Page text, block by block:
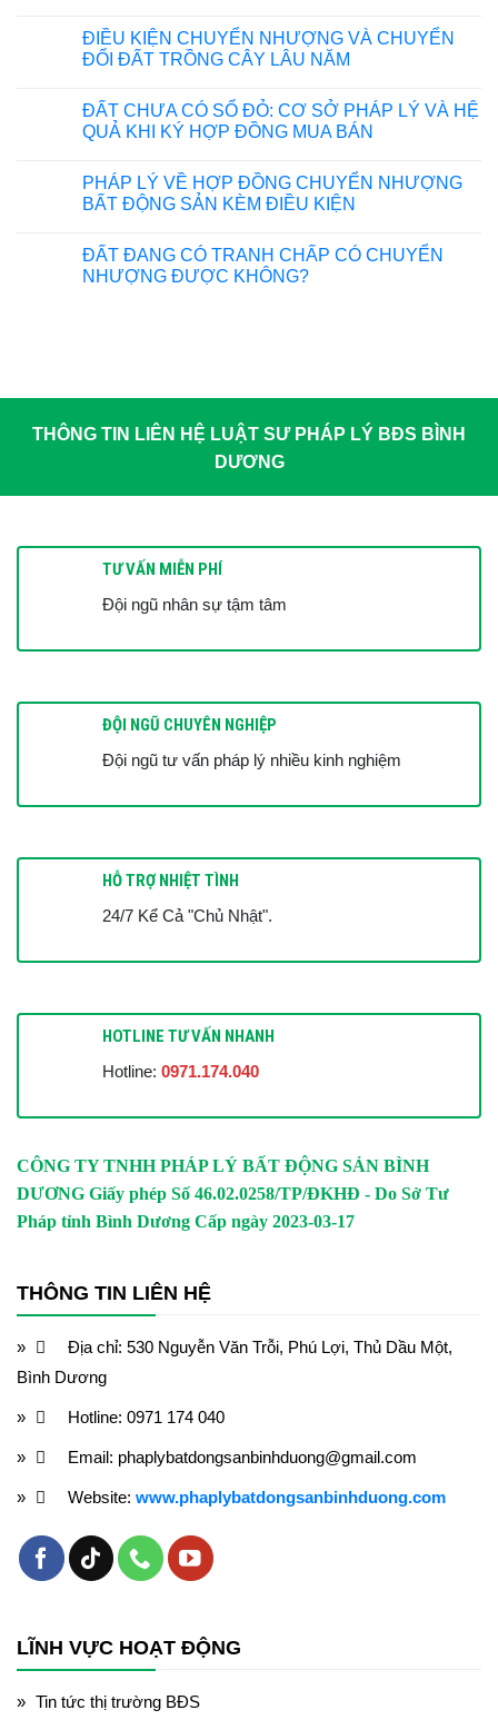
ĐIỀU KIỆN CHUYỂN NHƯỢNG VÀ CHUYỂN
ĐỔI ĐẤT TRỒNG CÂY LÂU NĂM
ĐẤT CHƯA CÓ SỔ ĐỎ: CƠ SỞ PHÁP LÝ VÀ HỆ
QUẢ KHI KÝ HỢP ĐỒNG MUA BÁN
PHÁP LÝ VỀ HỢP ĐỒNG CHUYỂN NHƯỢNG
BẤT ĐỘNG SẢN KÈM ĐIỀU KIỆN
ĐẤT ĐANG CÓ TRANH CHẤP CÓ CHUYỂN
NHƯỢNG ĐƯỢC KHÔNG?
THÔNG TIN LIÊN HỆ LUẬT SƯ PHÁP LÝ BĐS BÌNH
DƯƠNG
TƯ VẤN MIỄN PHÍ
Đội ngũ nhân sự tậm tâm
ĐỘI NGŨ CHUYÊN NGHIỆP
Đội ngũ tư vấn pháp lý nhiều kinh nghiệm
HỖ TRỢ NHIỆT TÌNH
24/7 Kể Cả "Chủ Nhật".
HOTLINE TƯ VẤN NHANH
Hotline: 0971.174.040
CÔNG TY TNHH PHÁP LÝ BẤT ĐỘNG SẢN BÌNH
DƯƠNG Giấy phép Số 46.02.0258/TP/ĐKHĐ - Do Sở Tư
Pháp tỉnh Bình Dương Cấp ngày 2023-03-17
THÔNG TIN LIÊN HỆ
Địa chỉ: 530 Nguyễn Văn Trỗi, Phú Lợi, Thủ Dầu Một,
Bình Dương
Hotline: 0971 174 040
Email: phaplybatdongsanbinhduong@gmail.com
Website: www.phaplybatdongsanbinhduong.com
LĨNH VỰC HOẠT ĐỘNG
Tin tức thị trường BĐS